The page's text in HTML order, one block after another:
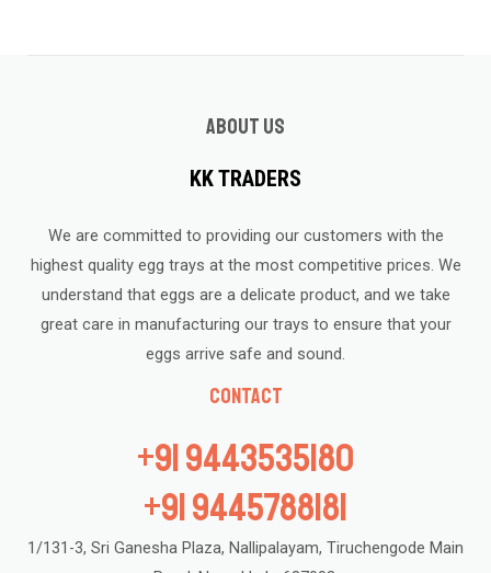
About us
KK TRADERS
We are committed to providing our customers with the
highest quality egg trays at the most competitive prices. We
understand that eggs are a delicate product, and we take
great care in manufacturing our trays to ensure that your
eggs arrive safe and sound.
Contact
+91 9443535180
+91 9445788181
1/131-3, Sri Ganesha Plaza, Nallipalayam, Tiruchengode Main